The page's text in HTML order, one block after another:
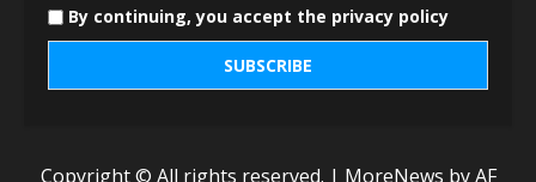
By continuing, you accept the privacy policy
Copyright © All rights reserved. | MoreNews by AF